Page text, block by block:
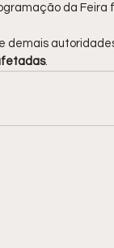
da Feira
demais
.